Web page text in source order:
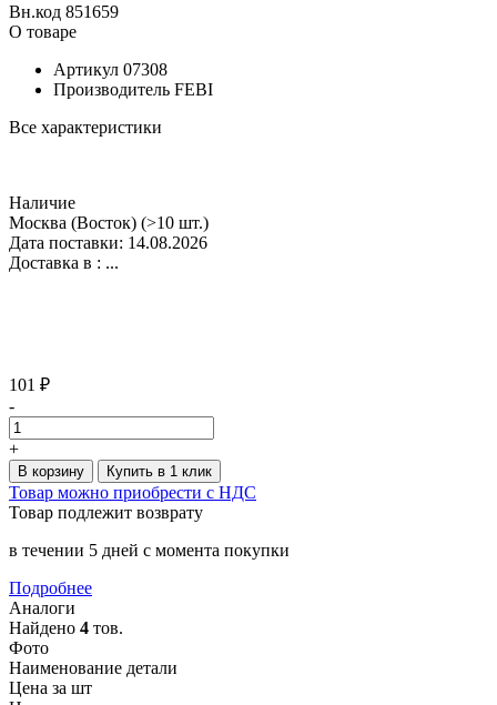
Вн.код 851659
О товаре
Артикул 07308
Производитель FEBI
Все характеристики
Наличие
Москва (Восток) (>10 шт.)
Дата поставки: 14.08.2026
Доставка в : ...
101 ₽
-
+
В корзину Купить в 1 клик
Товар можно приобрести с НДС
Товар подлежит возврату
в течении 5 дней с момента покупки
Подробнее
Аналоги
Найдено 4 тов.
Фото
Наименование детали
Цена за шт